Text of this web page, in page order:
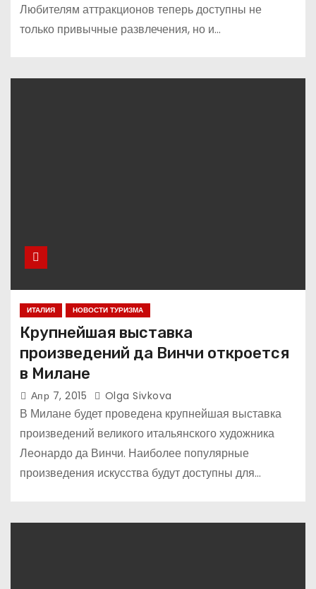
Любителям аттракционов теперь доступны не
только привычные развлечения, но и…
ИТАЛИЯ НОВОСТИ ТУРИЗМА
Крупнейшая выставка
произведений да Винчи откроется
в Милане
Апр 7, 2015 Olga Sivkova
В Милане будет проведена крупнейшая выставка
произведений великого итальянского художника
Леoнардо да Винчи. Наиболее популярные
произведения искусства будут доступны для…